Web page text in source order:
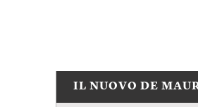
IL NUOVO DE